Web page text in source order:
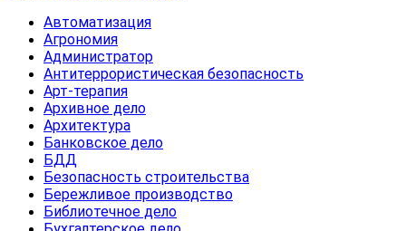
Автоматизация
Агрономия
Администратор
Антитеррористическая безопасность
Арт-терапия
Архивное дело
Архитектура
Банковское дело
БДД
Безопасность строительства
Бережливое производство
Библиотечное дело